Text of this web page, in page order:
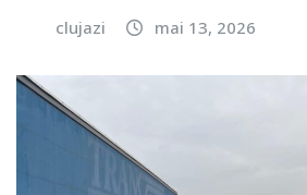
clujazi mai 13, 2026